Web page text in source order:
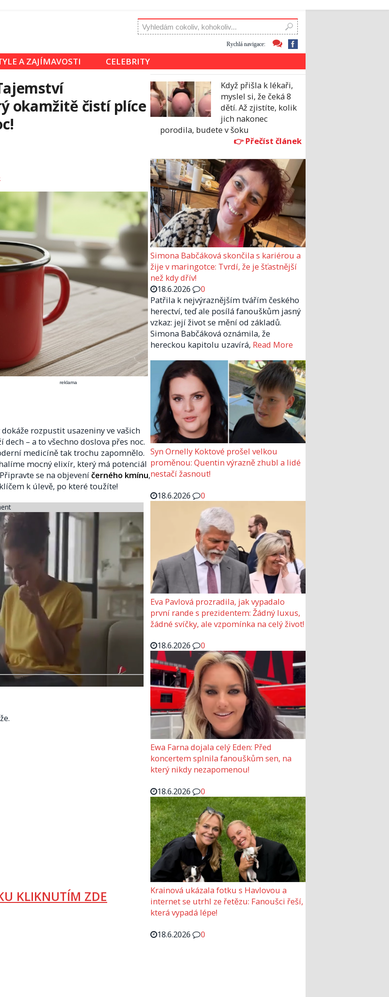
Rychlá navigace:
A ZAJÍMAVOSTI CELEBRITY
okamžitě čistí plíce
reklama
rozpustit usazeniny ve vašich
– a to všechno doslova přes noc.
medicíně tak trochu zapomnělo.
mocný elixír, který má potenciál
se na objeveníčerného kmínu,
k úlevě, po které toužíte!
KLIKNUTÍM ZDE
Když přišla k lékaři,
myslel si, že čeká 8
dětí. Až zjistíte, kolik
jich nakonec
porodila, budete v šoku
Simona Babčáková skončila s kariérou a
žije v maringotce: Tvrdí, že je šťastnější
než kdy dřív!
18.6.2026
0
Patřila k nejvýraznějším tvářím českého
herectví, teď ale posílá fanouškům jasný
vzkaz: její život se mění od základů.
Simona Babčáková oznámila, že
hereckou kapitolu uzavírá, Read More
Syn Ornelly Koktové prošel velkou
proměnou: Quentin výrazně zhubl a lidé
nestačí žasnout!
18.6.2026
0
Eva Pavlová prozradila, jak vypadalo
první rande s prezidentem: Žádný luxus,
žádné svíčky, ale vzpomínka na celý život!
18.6.2026
0
Ewa Farna dojala celý Eden: Před
koncertem splnila fanouškům sen, na
který nikdy nezapomenou!
18.6.2026
0
Krainová ukázala fotku s Havlovou a
internet se utrhl ze řetězu: Fanoušci řeší,
která vypadá lépe!
18.6.2026
0